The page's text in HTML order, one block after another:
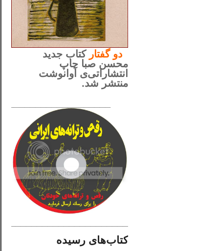
دوگفتار کتاب جدید
محسن صبا چاپ
انتشاراتی‌ی آوانوشت
منتشر شد.
کتاب‌های رسیده